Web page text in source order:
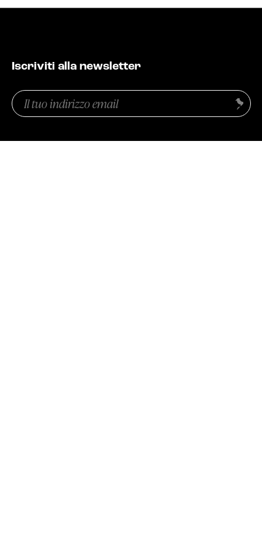
RELEASE
COMPANY
Iscriviti alla newsletter
Email
(Obbligatorio) Invia